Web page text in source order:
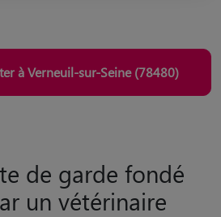
à Verneuil-sur-Seine (78480)
de garde fondé
un vétérinaire